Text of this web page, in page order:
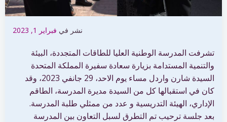
نشر في فبراير 1, 2023
تشرفت المدرسة الوطنية العليا للطاقات المتجددة، البيئة
والتنمية المستدامة بزيارة سعادة سفيرة المملكة المتحدة
السيدة شارن واردل مساء يوم الاحد، 29 جانفي 2023، وقد
كان في استقبالها كل من السيدة مديرة المدرسة، الطاقم
الإداري، الهيئة التدريسية و عدد من ممثلي طلبة المدرسة.
بعد جلسة ترحيب تم التطرق لسبل التعاون بين المدرسة